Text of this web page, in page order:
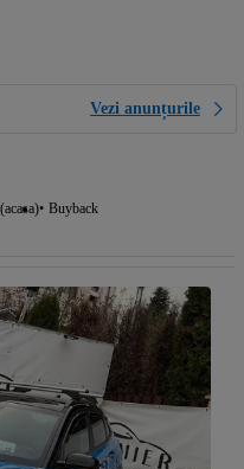
Vezi anunțurile
Buyback